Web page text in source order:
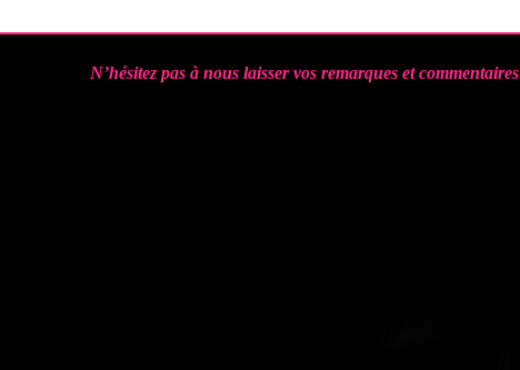
N’hésitez pas à nous laisser vos remarques et commentaires